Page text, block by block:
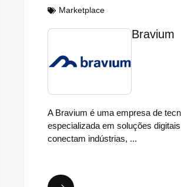
Marketplace
Bravium
A Bravium é uma empresa de
especializada em soluções
conectam indústrias, ...